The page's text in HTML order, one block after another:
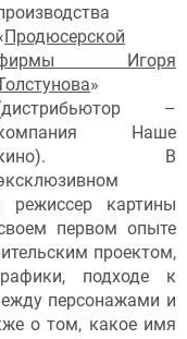
Продюсерской
Игоря
»
–
Наше
В
режиссер картины
первом опыте
проектом,
подходе к
персонажами и
о том, какое имя